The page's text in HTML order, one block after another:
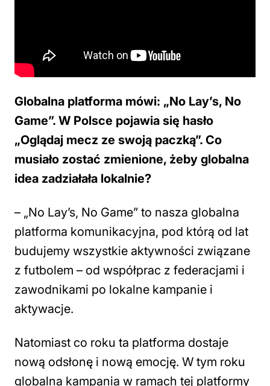
Globalna platforma mówi: „No Lay’s, No
Game”. W Polsce pojawia się hasło
„Oglądaj mecz ze swoją paczką”. Co
musiało zostać zmienione, żeby globalna
idea zadziałała lokalnie?
– „No Lay’s, No Game” to nasza globalna
platforma komunikacyjna, pod którą od lat
budujemy wszystkie aktywności związane
z futbolem – od współprac z federacjami i
zawodnikami po lokalne kampanie i
aktywacje.
Natomiast co roku ta platforma dostaje
nową odsłonę i nową emocję. W tym roku
globalna kampania w ramach tej platformy